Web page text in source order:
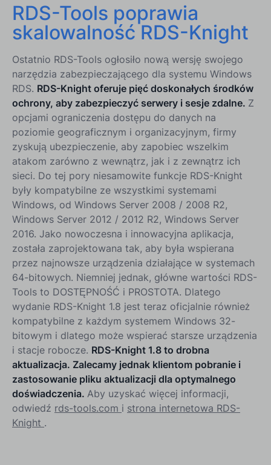
RDS-Tools poprawia
skalowalność RDS-Knight
Ostatnio RDS-Tools ogłosiło nową wersję swojego
narzędzia zabezpieczającego dla systemu Windows
RDS. RDS-Knight oferuje pięć doskonałych środków
ochrony, aby zabezpieczyć serwery i sesje zdalne. Z
opcjami ograniczenia dostępu do danych na
poziomie geograficznym i organizacyjnym, firmy
zyskują ubezpieczenie, aby zapobiec wszelkim
atakom zarówno z wewnątrz, jak i z zewnątrz ich
sieci. Do tej pory niesamowite funkcje RDS-Knight
były kompatybilne ze wszystkimi systemami
Windows, od Windows Server 2008 / 2008 R2,
Windows Server 2012 / 2012 R2, Windows Server
2016. Jako nowoczesna i innowacyjna aplikacja,
została zaprojektowana tak, aby była wspierana
przez najnowsze urządzenia działające w systemach
64-bitowych. Niemniej jednak, główne wartości RDS-
Tools to DOSTĘPNOŚĆ i PROSTOTA. Dlatego
wydanie RDS-Knight 1.8 jest teraz oficjalnie również
kompatybilne z każdym systemem Windows 32-
bitowym i dlatego może wspierać starsze urządzenia
i stacje robocze. RDS-Knight 1.8 to drobna
aktualizacja. Zalecamy jednak klientom pobranie i
zastosowanie pliku aktualizacji dla optymalnego
doświadczenia. Aby uzyskać więcej informacji,
odwiedź rds-tools.com i strona internetowa RDS-
Knight .